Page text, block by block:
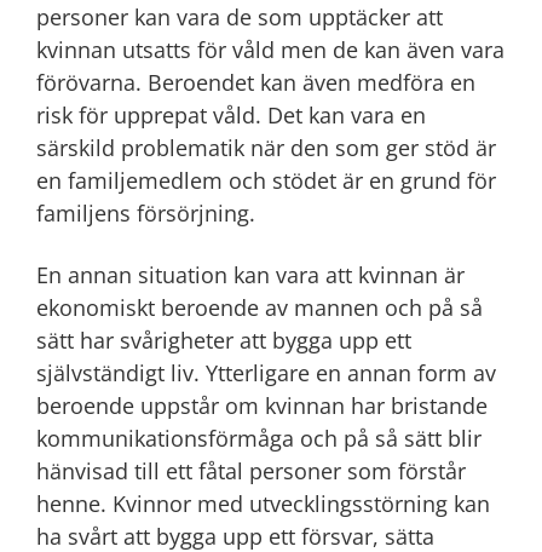
personer kan vara de som upptäcker att
kvinnan utsatts för våld men de kan även vara
förövarna. Beroendet kan även medföra en
risk för upprepat våld. Det kan vara en
särskild problematik när den som ger stöd är
en familjemedlem och stödet är en grund för
familjens försörjning.
En annan situation kan vara att kvinnan är
ekonomiskt beroende av mannen och på så
sätt har svårigheter att bygga upp ett
självständigt liv. Ytterligare en annan form av
beroende uppstår om kvinnan har bristande
kommunikationsförmåga och på så sätt blir
hänvisad till ett fåtal personer som förstår
henne. Kvinnor med utvecklingsstörning kan
ha svårt att bygga upp ett försvar, sätta